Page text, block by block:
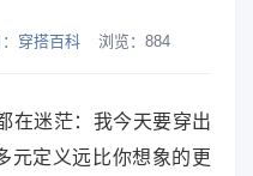
穿搭百科 浏览： 884
在迷茫：我今天要穿出
元定义远比你想象的更